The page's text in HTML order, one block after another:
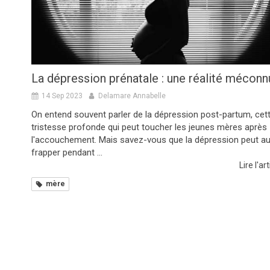
La dépression prénatale : une réalité
14 Sep 2023 Delamare Annabelle
On entend souvent parler de la dépression post-partum,
tristesse profonde qui peut toucher les jeunes mères après
l'accouchement. Mais savez-vous que la dépression peut
frapper pendant ...
Lire
mère